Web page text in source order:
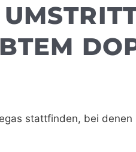
stattfinden, bei